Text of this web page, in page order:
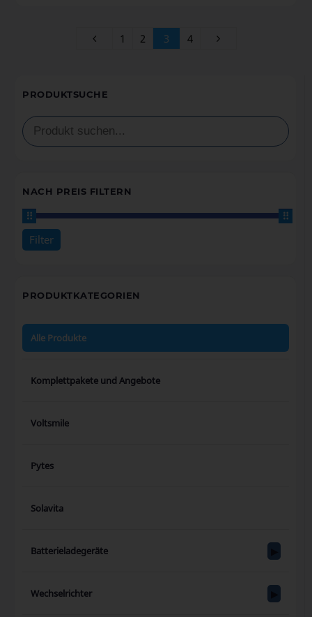
1 2 3 4
PRODUKTSUCHE
NACH PREIS FILTERN
Filter
PRODUKTKATEGORIEN
Alle Produkte
Komplettpakete und Angebote
Voltsmile
Pytes
Solavita
Batterieladegeräte
Wechselrichter